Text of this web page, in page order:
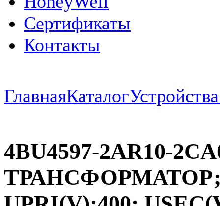
Сертификаты
Контакты
ГлавнаяКаталог
4BU4597-2AR10-